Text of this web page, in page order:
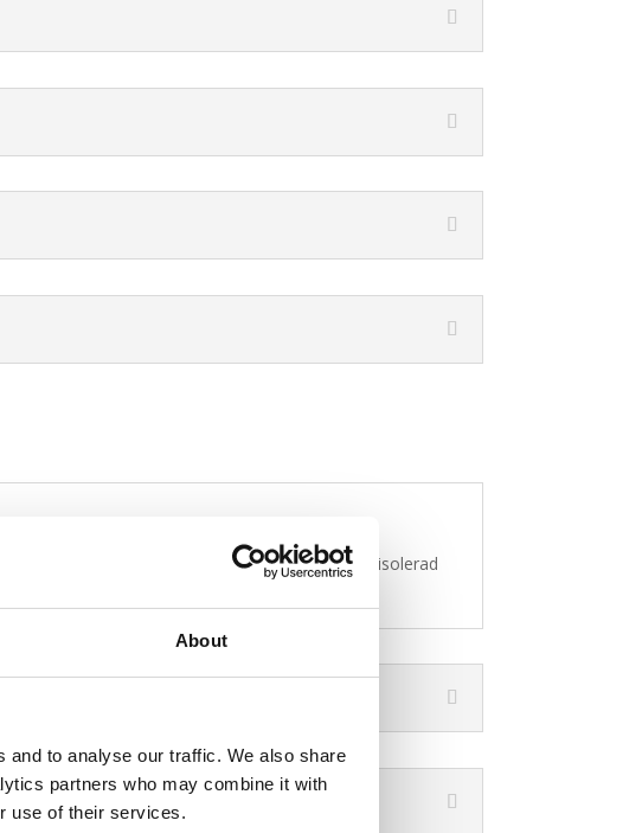
About
and to analyse our traffic. We also share
partners who may combine it with
use of their services.
att klara ned till -34
°. Slangen som används är isolerad